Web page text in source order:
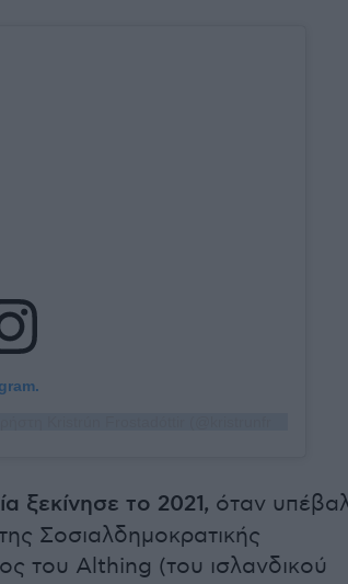
ξεκίνησε το 2021, όταν
Σοσιαλδημοκρατικής
του Althing (του ισλανδικού